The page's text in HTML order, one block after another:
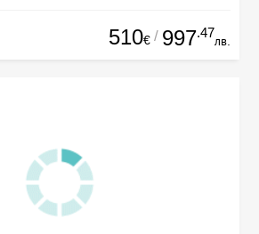
510€ / 997.47
лв.